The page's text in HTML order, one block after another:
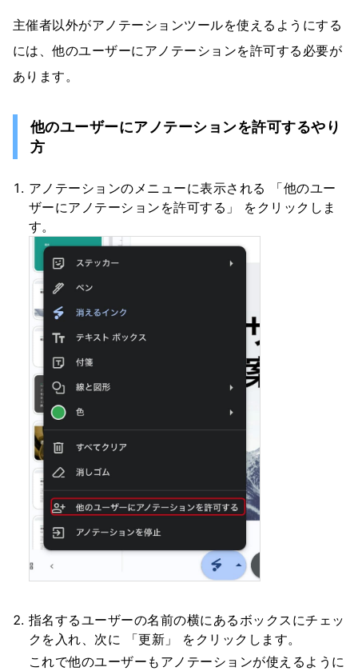
主催者以外がアノテーションツールを使えるようにする
には、他のユーザーにアノテーションを許可する必要が
あります。
他のユーザーにアノテーションを許可するやり
方
アノテーションのメニューに表示される 「他のユー
ザーにアノテーションを許可する」 をクリックしま
す。
指名するユーザーの名前の横にあるボックスにチェッ
クを入れ、次に 「更新」 をクリックします。
これで他のユーザーもアノテーションが使えるように